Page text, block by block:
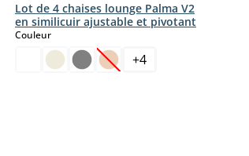
le moment.)
Lot de 4 chaises lounge Palma V2
en similicuir ajustable et pivotant
Couleurselect
(Cette option n'est pas
+4